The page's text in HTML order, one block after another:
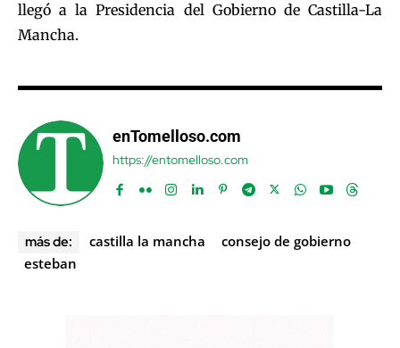
llegó a la Presidencia del Gobierno de Castilla-La
Mancha.
enTomelloso.com
https://entomelloso.com
más de: castilla la mancha
consejo de gobierno
esteban